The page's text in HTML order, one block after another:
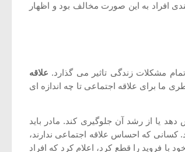
افراد به این صورت مخالف بود و اظهار
مشکلات زندگی تاثیر می گذارد. علاقه
ما برای علاقه اجتماعی تا چه اندازه ای
یا از رشد آن جلوگیری کند. مادر باید
کسانی که احساس علاقه اجتماعی ندارند،
با فروید را قطع کرد، اعلام کرد که افراد